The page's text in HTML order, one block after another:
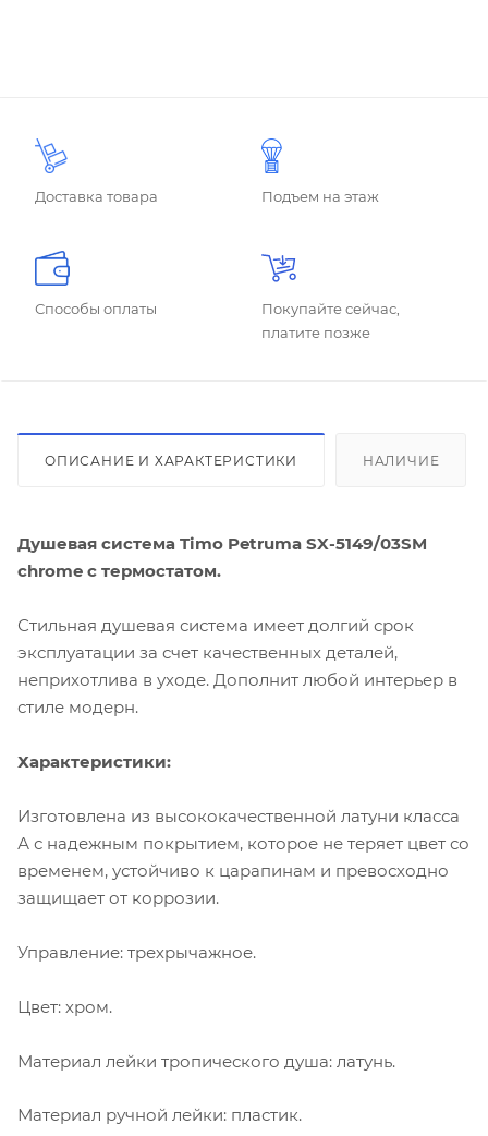
Доставка товара Подъем на этаж
Способы оплаты
Покупайте сейчас,
платите позже
ОПИСАНИЕ И ХАРАКТЕРИСТИКИ НАЛИЧИЕ
Душевая система Timo Petruma SX-5149/03SM
chrome с термостатом.
Стильная душевая система имеет долгий срок
эксплуатации за счет качественных деталей,
неприхотлива в уходе. Дополнит любой интерьер в
стиле модерн.
Характеристики:
Изготовлена из высококачественной латуни класса
А с надежным покрытием, которое не теряет цвет со
временем, устойчиво к царапинам и превосходно
защищает от коррозии.
Управление: трехрычажное.
Цвет: хром.
Материал лейки тропического душа: латунь.
Материал ручной лейки: пластик.